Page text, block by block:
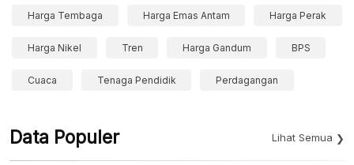
Harga Tembaga Harga Emas Antam Harga Perak
Harga Nikel Tren Harga Gandum BPS
Cuaca Tenaga Pendidik Perdagangan
Data Populer Lihat Semua